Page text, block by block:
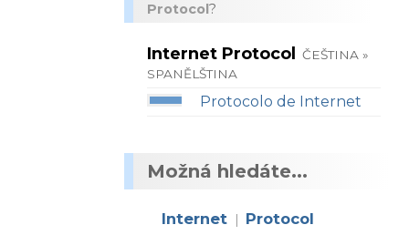
Protocol?
Internet Protocol
ČEŠTINA »
SPANĚLŠTINA
Protocolo de Internet
Možná hledáte...
Internet | Protocol